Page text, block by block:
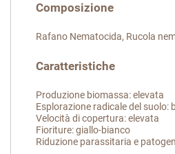
Composizione
Rafano Nematocida, Rucola
Caratteristiche
Produzione biomassa: elevata
Esplorazione radicale del suolo:
Velocità di copertura: elevata
Fioriture: giallo-bianco
Riduzione parassitaria e